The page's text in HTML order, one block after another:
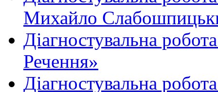
Михайло
Діагностувальна
Речення»
Діагностувальна